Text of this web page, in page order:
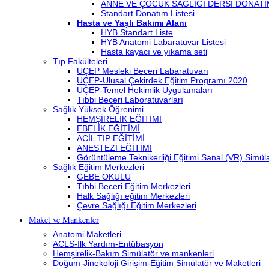
ANNE VE ÇOCUK SAĞLIĞI DERSİ
Standart Donatım Listesi
Hasta ve Yaşlı Bakımı Alanı
HYB Standart Liste
HYB Anatomi Labaratuvar Listesi
Hasta kayacı ve yıkama seti
Tıp Fakülteleri
UÇEP Mesleki Beceri Labaratuvarı
UÇEP-Ulusal Çekirdek Eğitim Programı 2020
UÇEP-Temel Hekimlik Uygulamaları
Tıbbi Beceri Laboratuvarları
Sağlık Yüksek Öğrenimi
HEMŞİRELİK EĞİTİMİ
EBELİK EĞİTİMİ
ACİL TIP EĞİTİMİ
ANESTEZİ EĞİTİMİ
Görüntüleme Teknikerliği Eğitimi Sanal (VR)
Sağlık Eğitim Merkezleri
GEBE OKULU
Tıbbi Beceri Eğitim Merkezleri
Halk Sağlığı eğitim Merkezleri
Çevre Sağlığı Eğitim Merkezleri
Maket ve Mankenler
Anatomi Maketleri
ACLS-İlk Yardım-Entübasyon
Hemşirelik-Bakım Simülatör ve mankenleri
Doğum-Jinekoloji Girişim-Eğitim Simülatör ve Maketleri